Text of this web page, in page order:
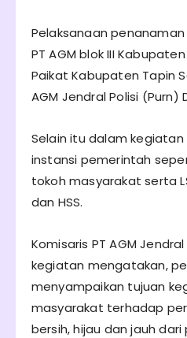
Pelaksanaan
PT AGM blok III
Paikat Kabupaten Tapin
AGM Jendral Polisi (Purn)
Selain itu dalam kegiatan
instansi pemerintah
tokoh masyarakat serta
dan HSS.
Komisaris PT AGM
kegiatan mengatakan,
menyampaikan tujuan
masyarakat terhadap
bersih, hijau dan jauh